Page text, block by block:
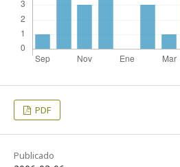
PDF
Publicado